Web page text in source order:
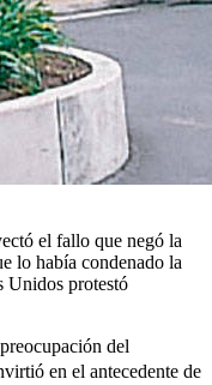
el fallo que negó la
lo había condenado la
Unidos protestó
del
en el antecedente de